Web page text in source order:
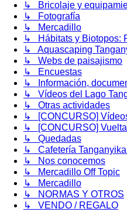
↳ Bricolaje y
↳ Fotografía
↳ Mercadillo
↳ Hábitats y Biotopos:
↳ Aquascaping
↳ Webs de paisajismo
↳ Encuestas
↳ Información,
↳ Vídeos del Lago
↳ Otras actividades
↳ [CONCURSO]
↳ [CONCURSO]
↳ Quedadas
↳ Cafetería
↳ Nos conocemos
↳ Mercadillo Off Topic
↳ Mercadillo
↳ NORMAS Y OTROS
↳ VENDO / REGALO